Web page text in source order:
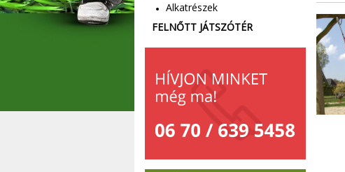
Alkatrészek
FELNŐTT JÁTSZÓTÉR